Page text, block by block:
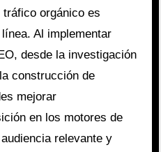
orgánico es
Al implementar
desde la investigación
construcción de
mejorar
en los motores de
relevante y